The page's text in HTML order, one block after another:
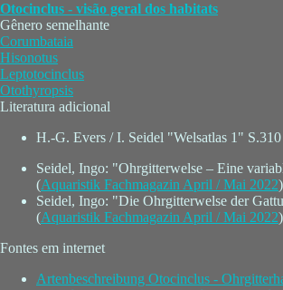
Otocinclus - visão geral dos habitats
Gênero semelhante
Corumbataia
Hisonotus
Leptotocinclus
Otothyropsis
Literatura adicional
H.-G. Evers / I. Seidel "Welsatlas 1" S.310
Seidel, Ingo: "Ohrgitterwelse – Eine
(Aquaristik Fachmagazin April / Mai 2022)
Seidel, Ingo: "Die Ohrgitterwelse der
(Aquaristik Fachmagazin April / Mai 2022)
Fontes em internet
Artenbeschreibung Otocinclus -